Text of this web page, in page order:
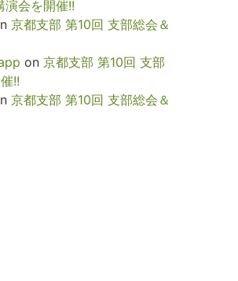
演会を開催!!
京都支部 第10回 支部総会＆
on 京都支部 第10回 支部
!!
京都支部 第10回 支部総会＆